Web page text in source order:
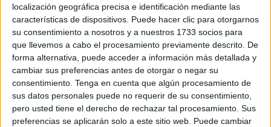
localización geográfica precisa e identificación mediante las
características de dispositivos. Puede hacer clic para otorgarnos
su consentimiento a nosotros y a nuestros 1733 socios para
que llevemos a cabo el procesamiento previamente descrito. De
forma alternativa, puede acceder a información más detallada y
cambiar sus preferencias antes de otorgar o negar su
consentimiento. Tenga en cuenta que algún procesamiento de
sus datos personales puede no requerir de su consentimiento,
pero usted tiene el derecho de rechazar tal procesamiento. Sus
preferencias se aplicarán solo a este sitio web. Puede cambiar